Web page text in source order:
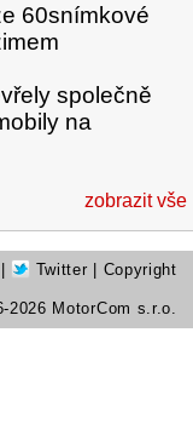
60snímkové
společně
na
zobrazit vše
Twitter | Copyright
2026 MotorCom s.r.o.